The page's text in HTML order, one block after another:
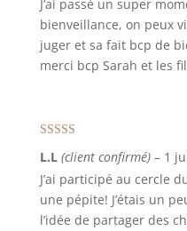
J’ai passé un super
bienveillance, on peux
juger et sa fait bcp de
merci bcp Sarah et les
L.L (client confirmé) – 1
J’ai participé au cercle
une pépite! J’étais un
l’idée de partager des